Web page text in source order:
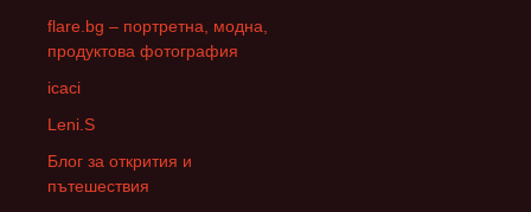
flare.bg – портретна, модна,
продуктова фотография
icaci
Leni.S
Блог за открития и
пътешествия